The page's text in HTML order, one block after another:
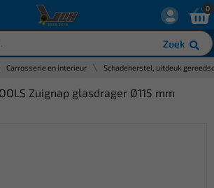
Zoek
0
Carrosserie en interieur Schadeherstel, uitdeuk
Zuignap glasdrager Ø115 mm